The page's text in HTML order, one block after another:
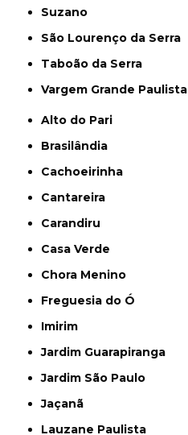
Suzano
São Lourenço da Serra
Taboão da Serra
Vargem Grande Paulista
Alto do Pari
Brasilândia
Cachoeirinha
Cantareira
Carandiru
Casa Verde
Chora Menino
Freguesia do Ó
Imirim
Jardim Guarapiranga
Jardim São Paulo
Jaçanã
Lauzane Paulista